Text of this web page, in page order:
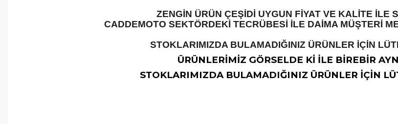
ZENGİN ÜRÜN ÇEŞİDİ UYGUN FİYAT VE KALİTE İLE
CADDEMOTO SEKTÖRDEKİ TECRÜBESİ İLE DAİMA MÜŞTERİ
STOKLARIMIZDA BULAMADIĞINIZ ÜRÜNLER İÇİN
ÜRÜNLERİMİZ GÖRSELDE Kİ İLE BİREBİR
STOKLARIMIZDA BULAMADIĞINIZ ÜRÜNLER İÇİN